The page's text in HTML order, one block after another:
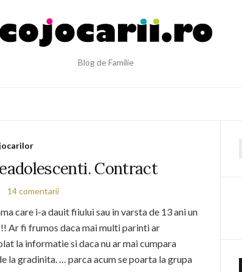
Blog de Familie
Contract
14 comentarii
care i-a dauit fiiului sau in varsta de 13 ani un
Ar fi frumos daca mai multi parinti ar
la informatie si daca nu ar mai cumpara
la gradinita. … parca acum se poarta la grupa